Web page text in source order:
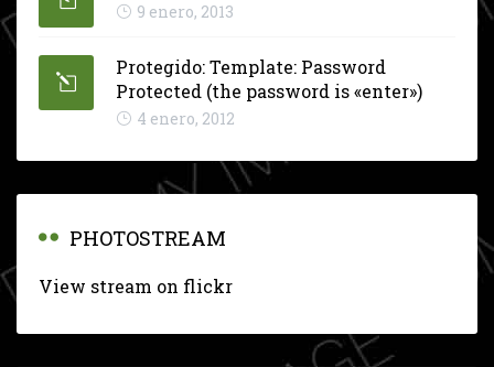
9 enero, 2013
Protegido: Template: Password
Protected (the password is «enter»)
4 enero, 2012
PHOTOSTREAM
View stream on flickr